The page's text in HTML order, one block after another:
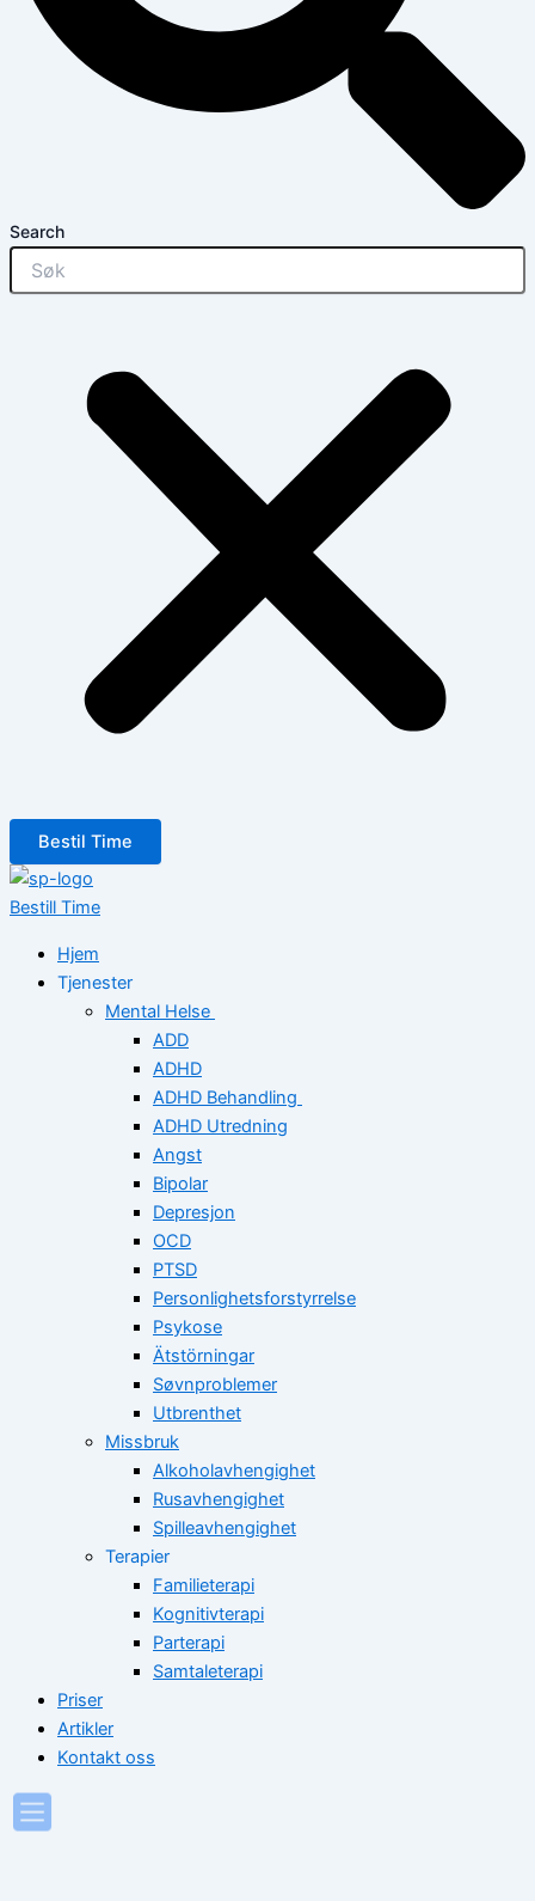
Search
Bestil Time
Bestill Time
Hjem
Tjenester
Mental Helse
ADD
ADHD
ADHD Behandling
ADHD Utredning
Angst
Bipolar
Depresjon
OCD
PTSD
Personlighetsforstyrrelse
Psykose
Ätstörningar
Søvnproblemer
Utbrenthet
Missbruk
Alkoholavhengighet
Rusavhengighet
Spilleavhengighet
Terapier
Familieterapi
Kognitivterapi
Parterapi
Samtaleterapi
Priser
Artikler
Kontakt oss